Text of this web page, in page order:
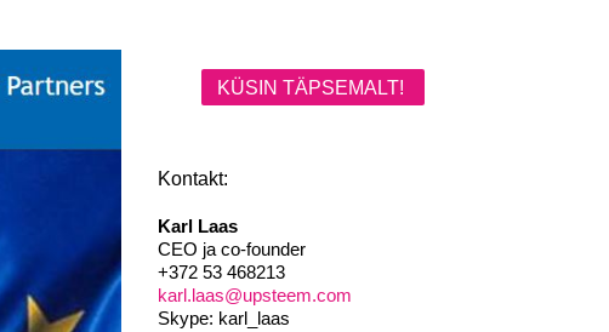
KÜSIN TÄPSEMALT!
Kontakt:
Karl Laas
CEO ja co-founder
+372 53 468213
karl.laas@upsteem.com
Skype: karl_laas